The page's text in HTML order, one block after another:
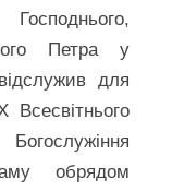
Петра у
для
обрядом